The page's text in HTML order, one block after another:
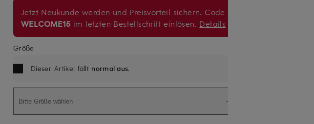
Jetzt Neukunde werden und Preisvorteil sichern. Code
WELCOME15 im letzten Bestellschritt einlösen. Details
Größe
Dieser Artikel fällt normal aus.
Bitte Größe wählen